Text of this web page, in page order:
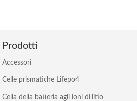
Prodotti
Accessori
Celle prismatiche Lifepo4
Cella della batteria agli ioni di litio